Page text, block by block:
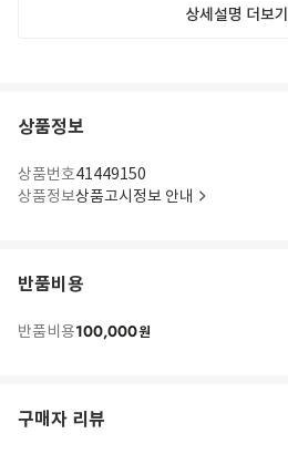
상세설명 더보기
상품정보
상품번호41449150
상품정보상품고시정보 안내
반품비용
반품비용100,000원
구매자 리뷰